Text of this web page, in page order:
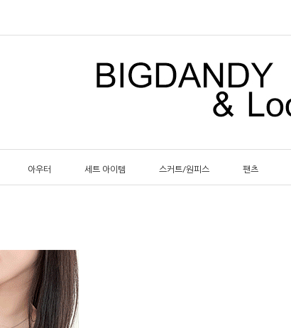
아우터 세트 아이템 스커트/원피스 팬츠